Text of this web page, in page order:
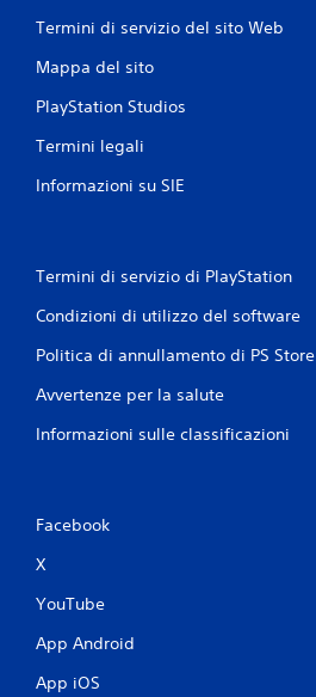
Termini di servizio del sito Web
Mappa del sito
PlayStation Studios
Termini legali
Informazioni su SIE
Termini di servizio di PlayStation
Condizioni di utilizzo del software
Politica di annullamento di PS Store
Avvertenze per la salute
Informazioni sulle classificazioni
Facebook
X
YouTube
App Android
App iOS